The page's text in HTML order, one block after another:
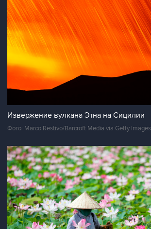
Извержение вулкана Этна на Сицилии
Фото: Marco Restivo/Barcroft Media via Getty Images